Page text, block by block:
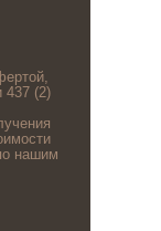
437 (2)
нашим